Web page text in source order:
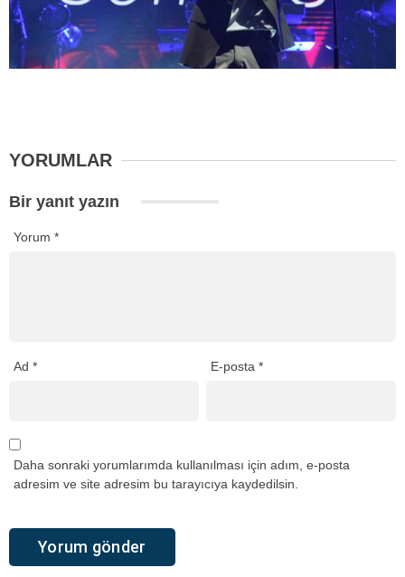
YORUMLAR
Bir yanıt yazın
Yorum *
Ad * E-posta*
Daha sonraki yorumlarımda kullanılması için adım, e-posta
adresim ve site adresim bu tarayıcıya kaydedilsin.